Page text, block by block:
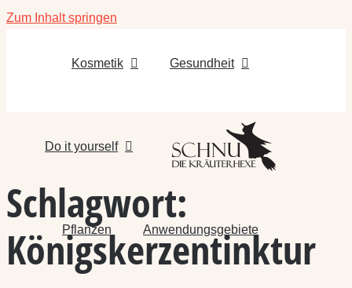
Zum Inhalt springen
Kosmetik Gesundheit
Do it yourself
Pflanzen Anwendungsgebiete
Schlagwort:
Königskerzentinktur